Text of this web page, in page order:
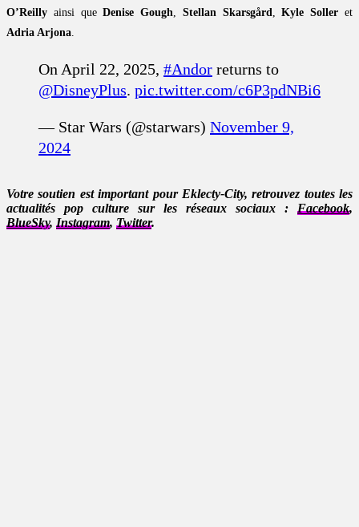
O’Reilly ainsi queDenise Gough, Stellan Skarsgård,Kyle Soller et
Adria Arjona.
On April 22, 2025, #Andor returns to
@DisneyPlus. pic.twitter.com/c6P3pdNBi6
— Star Wars (@starwars) November 9,
2024
Votre soutien est important pour Eklecty-City, retrouvez toutes les
actualités pop culture sur les réseaux sociaux : Facebook,
BlueSky, Instagram, Twitter.